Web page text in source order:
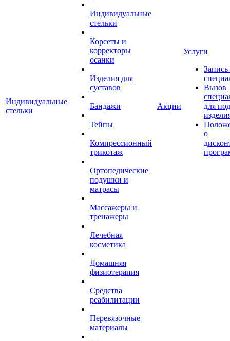
Индивидуальные
стельки
Индивидуальные
стельки
Корсеты и
корректоры
осанки
Изделия для
суставов
Бандажи
Тейпы
Компрессионный
трикотаж
Ортопедические
подушки и
матрасы
Массажеры и
тренажеры
Лечебная
косметика
Домашняя
физиотерапия
Средства
реабилитации
Перевязочные
материалы
Акции
Услуги
Запись
Вызов
для
о